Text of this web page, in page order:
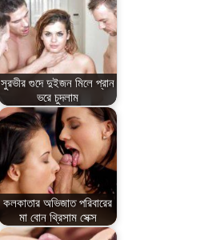
সুরভীর গুদে দুইজন মিলে প্রান
ভরে চুদলাম
কলকাতার অভিজাত পরিবারের
মা বোন থ্রিসাম সেক্স